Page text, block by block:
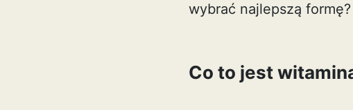
wybrać najlepszą formę?
Co to jest